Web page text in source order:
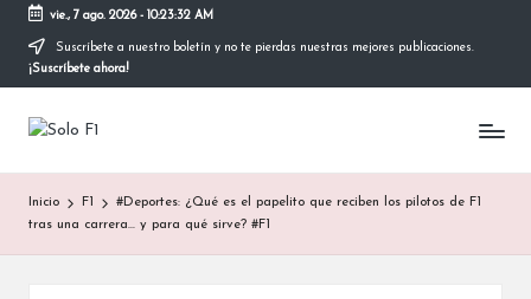
Saltar
vie., 7 ago. 2026- 10:23:32 AM
Suscríbete a nuestro boletín y no te pierdas nuestras mejores publicaciones.
¡Suscríbete ahora!
S
o
l
o
Para
la
F1
Inicio F1
#Deportes: ¿Qué es el papelito que reciben los pilotos de F1
tras una carrera… y para qué sirve? #F1